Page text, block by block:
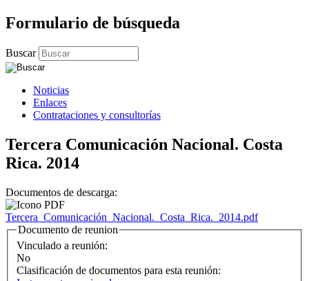
Formulario de búsqueda
Buscar
Noticias
Enlaces
Contrataciones y consultorías
Tercera Comunicación Nacional. Costa
Rica. 2014
Documentos de descarga:
Tercera_Comunicación_Nacional._Costa_Rica._2014.pdf
Documento de reunion
Vinculado a reunión:
No
Clasificación de documentos para esta reunión: